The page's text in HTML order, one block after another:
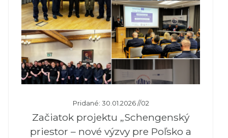
Pridané: 30.01.2026 //02
Začiatok projektu „Schengenský
priestor – nové výzvy pre Poľsko a